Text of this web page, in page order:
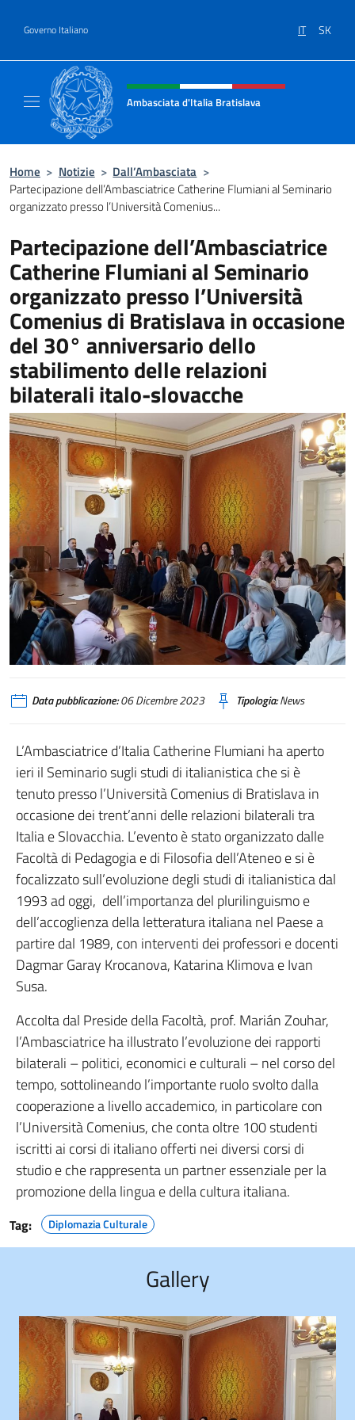
Governo Italiano IT SK
Intestazione sito, social e menù
Ambasciata d'Italia Bratislava
Home > Notizie > Dall’Ambasciata >
Partecipazione dell’Ambasciatrice Catherine Flumiani al Seminario
organizzato presso l’Università Comenius...
Partecipazione dell’Ambasciatrice
Catherine Flumiani al Seminario
organizzato presso l’Università
Comenius di Bratislava in occasione
del 30° anniversario dello
stabilimento delle relazioni
bilaterali italo-slovacche
Data pubblicazione:06 Dicembre 2023 Tipologia:News
L’Ambasciatrice d’Italia Catherine Flumiani ha aperto
ieri il Seminario sugli studi di italianistica che si è
tenuto presso l’Università Comenius di Bratislava in
occasione dei trent’anni delle relazioni bilaterali tra
Italia e Slovacchia. L’evento è stato organizzato dalle
Facoltà di Pedagogia e di Filosofia dell’Ateneo e si è
focalizzato sull’evoluzione degli studi di italianistica dal
1993 ad oggi, dell’importanza del plurilinguismo e
dell’accoglienza della letteratura italiana nel Paese a
partire dal 1989, con interventi dei professori e docenti
Dagmar Garay Krocanova, Katarina Klimova e Ivan
Susa.
Accolta dal Preside della Facoltà, prof. Marián Zouhar,
l’Ambasciatrice ha illustrato l’evoluzione dei rapporti
bilaterali – politici, economici e culturali – nel corso del
tempo, sottolineando l’importante ruolo svolto dalla
cooperazione a livello accademico, in particolare con
l’Università Comenius, che conta oltre 100 studenti
iscritti ai corsi di italiano offerti nei diversi corsi di
studio e che rappresenta un partner essenziale per la
promozione della lingua e della cultura italiana.
Tag: Diplomazia Culturale
Gallery